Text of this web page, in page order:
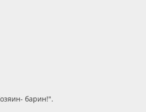
барин!".